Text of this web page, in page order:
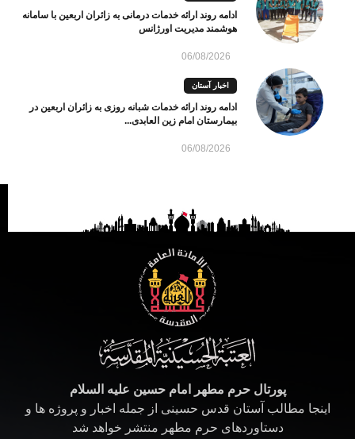
ادامه روند ارائه خدمات درمانی به زائران اربعین با سامانه
هوشمند مدیریت اورژانس
06/08/2026
اخبار آستان
ادامه روند ارائه خدمات شبانه روزی به زائران اربعین در
بیمارستان امام زین العابدی...
06/08/2026
پورتال حرم مطهر امام حسین علیه السلام
اینجا مطالب آستان قدس حسینی از جمله اخبار و پروژه ها و
دستاوردهای حرم مطهر منتشر خواهد شد